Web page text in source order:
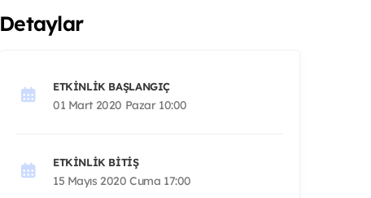
Detaylar
ETKINLIK BAŞLANGIÇ
01 Mart 2020 Pazar 10:00
ETKINLIK BITIŞ
15 Mayıs 2020 Cuma 17:00